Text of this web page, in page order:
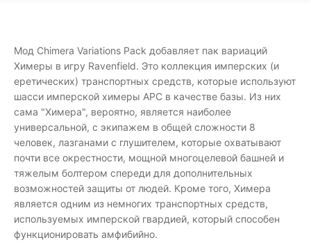
Мод Chimera Variations Pack добавляет пак вариаций
Химеры в игру Ravenfield. Это коллекция имперских (и
еретических) транспортных средств, которые используют
шасси имперской химеры APC в качестве базы. Из них
сама "Химера", вероятно, является наиболее
универсальной, с экипажем в общей сложности 8
человек, лазганами с глушителем, которые охватывают
почти все окрестности, мощной многоцелевой башней и
тяжелым болтером спереди для дополнительных
возможностей защиты от людей. Кроме того, Химера
является одним из немногих транспортных средств,
используемых имперской гвардией, который способен
функционировать амфибийно.